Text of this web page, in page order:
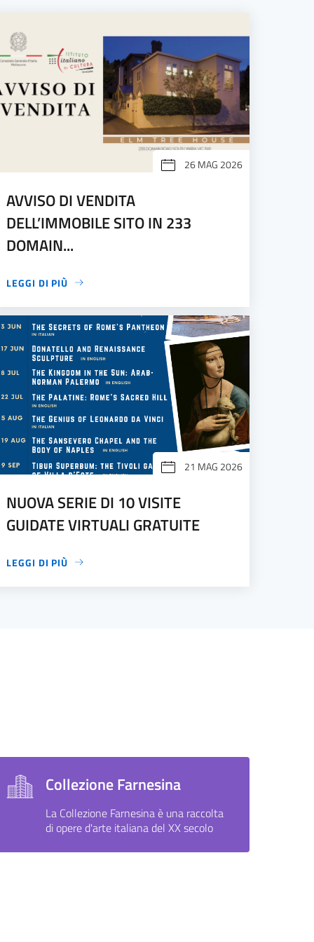
26 MAG 2026
AVVISO DI VENDITA
DELL’IMMOBILE SITO IN 233
DOMAIN...
LEGGI DI PIÙ
21 MAG 2026
NUOVA SERIE DI 10 VISITE
GUIDATE VIRTUALI GRATUITE
LEGGI DI PIÙ
Collezione Farnesina
La Collezione Farnesina è una raccolta
di opere d'arte italiana del XX secolo